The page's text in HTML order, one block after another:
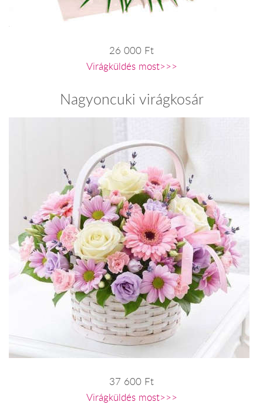
26 000 Ft
Virágküldés most>>>
Nagyoncuki virágkosár
37 600 Ft
Virágküldés most>>>